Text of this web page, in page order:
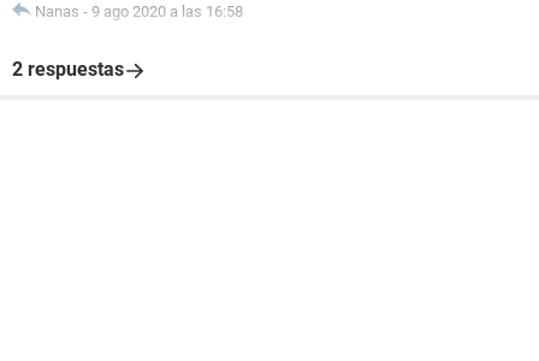
Nanas - 9 ago 2020 a las 16:58
2 respuestas